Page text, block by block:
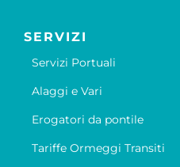
SERVIZI
Servizi Portuali
Alaggi e Vari
Erogatori da pontile
Tariffe Ormeggi Transiti